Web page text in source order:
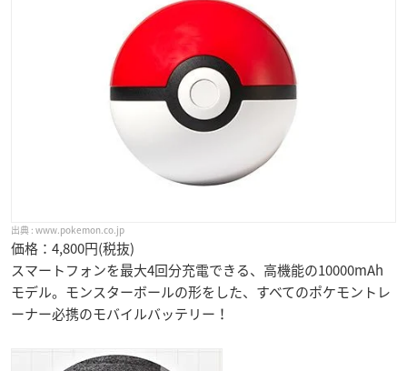
www.pokemon.co.jp
価格：4,800円(税抜)
スマートフォンを最大4回分充電できる、高機能の10000mAh
モデル。モンスターボールの形をした、すべてのポケモントレ
ーナー必携のモバイルバッテリー！